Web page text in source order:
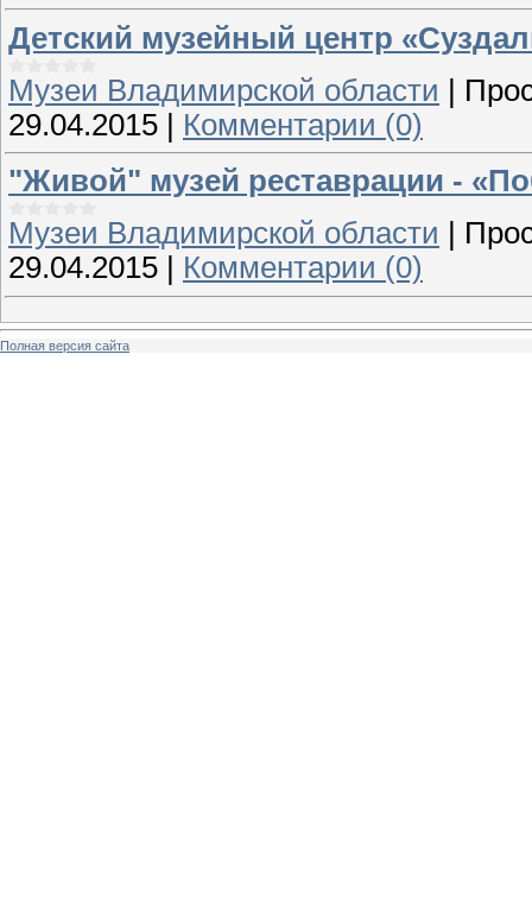
Детский музейный центр
Музеи Владимирской области |
29.04.2015 | Комментарии (0)
"Живой" музей реставрации -
Музеи Владимирской области
29.04.2015
Комментарии (0)
Полная версия сайта